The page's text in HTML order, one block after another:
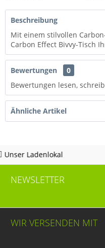
Beschreibung
Mit einem stilvollen
Carbon Effect Bivvy-Tisch
Bewertungen
0
Bewertungen lesen,
Ähnliche Artikel
NEWSLETTER
WIR VERSENDEN MIT